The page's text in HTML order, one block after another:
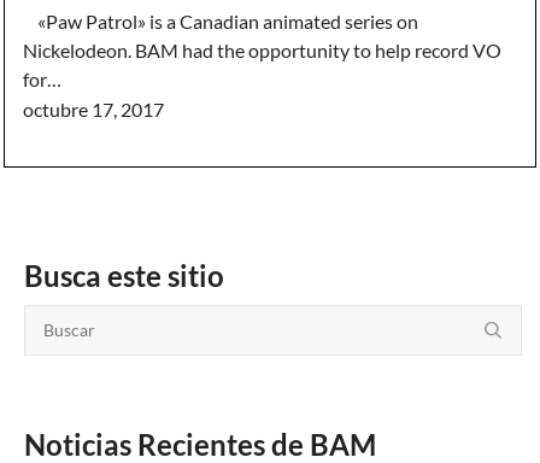
«Paw Patrol» is a Canadian animated series on
Nickelodeon. BAM had the opportunity to help record VO
for…
octubre 17, 2017
Busca este sitio
Noticias Recientes de BAM